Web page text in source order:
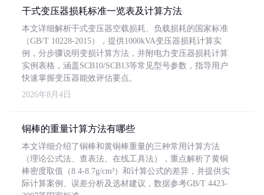
干式变压器损耗标准一览表及计算方法
本文详细解析干式变压器空载损耗、负载损耗的国家标准
（GB/T 10228-2015），提供1000kVA变压器损耗计算实
例，分步骤说明变损计算方法，并附电力变压器损耗计算
实例表格，涵盖SCB10/SCB13等常见型号参数，指导用户
快速掌握变压器能效评估要点。
2026年8月4日
铜棒的重量计算方法有哪些
本文详细介绍了铜棒和黄铜棒重量的三种常用计算方法
（理论公式法、查表法、在线工具法），重点解析了黄铜
棒密度取值（8.4-8.7g/cm³）和计算公式的差异，并提供实
际计算案例、误差分析及选材建议，数据参考GB/T 4423-